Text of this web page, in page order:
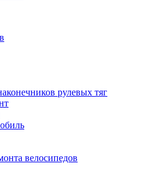
рулевых тяг
велосипедов